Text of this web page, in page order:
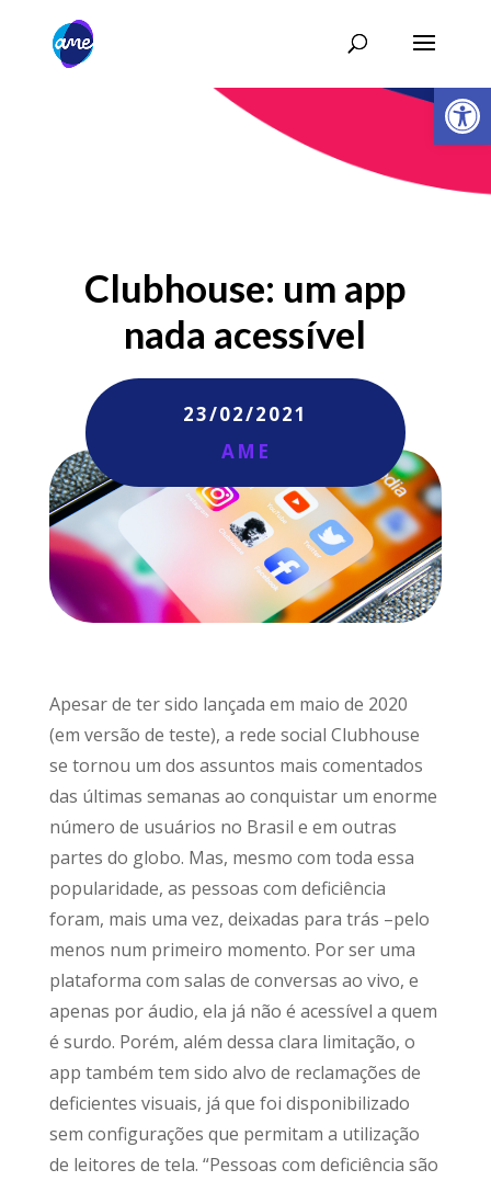
Abrir
Clubhouse: um app
nada acessível
23/02/2021
AME
Apesar de ter sido lançada em maio de 2020
(em versão de teste), a rede social Clubhouse
se tornou um dos assuntos mais comentados
das últimas semanas ao conquistar um enorme
número de usuários no Brasil e em outras
partes do globo. Mas, mesmo com toda essa
popularidade, as pessoas com deficiência
foram, mais uma vez, deixadas para trás –pelo
menos num primeiro momento. Por ser uma
plataforma com salas de conversas ao vivo, e
apenas por áudio, ela já não é acessível a quem
é surdo. Porém, além dessa clara limitação, o
app também tem sido alvo de reclamações de
deficientes visuais, já que foi disponibilizado
sem configurações que permitam a utilização
de leitores de tela. “Pessoas com deficiência são